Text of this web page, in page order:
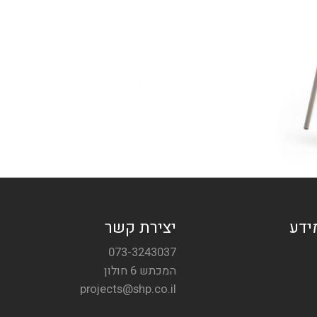
יצירת קשר
073-3243037
המכתש 6 חולון
projects@shp.co.il